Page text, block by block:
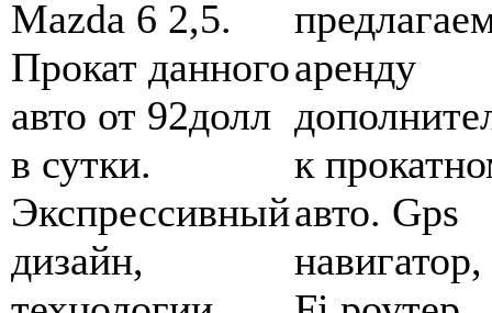
Mazda 6 2,5.
Прокат данного
авто от 92долл
в сутки.
Экспрессивный
дизайн,
аренду
к
авто. Gps